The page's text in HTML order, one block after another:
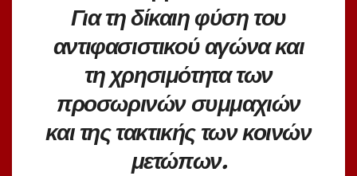
Για τη δίκαιη φύση του
αντιφασιστικού αγώνα και
τη χρησιμότητα των
προσωρινών συμμαχιών
και της τακτικής των κοινών
μετώπων.